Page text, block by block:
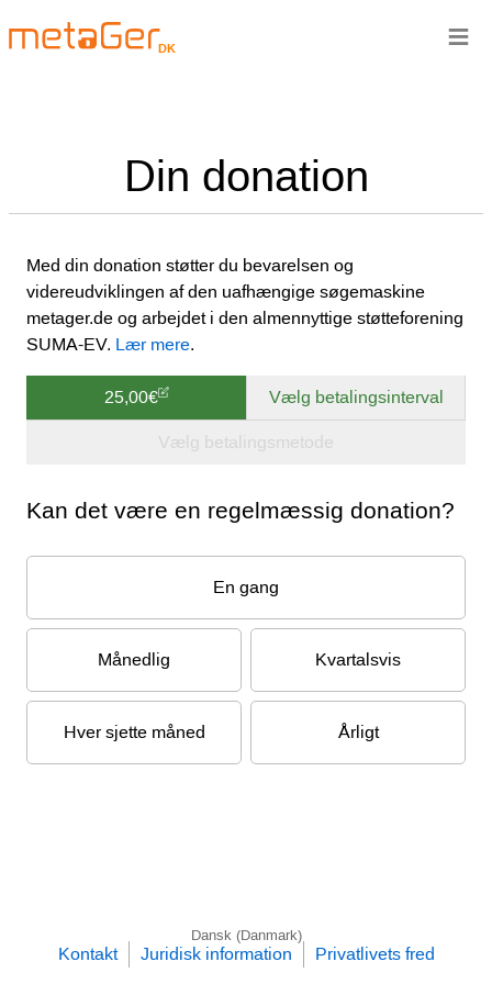
DK
Din donation
Med din donation støtter du bevarelsen og
videreudviklingen af den uafhængige søgemaskine
metager.de og arbejdet i den almennyttige støtteforening
SUMA-EV. Lær mere.
25,00€ Vælg betalingsinterval
Vælg betalingsmetode
Kan det være en regelmæssig donation?
En gang
Månedlig Kvartalsvis
Hver sjette måned Årligt
≡
Dansk (Danmark)
Kontakt Juridisk information Privatlivets fred